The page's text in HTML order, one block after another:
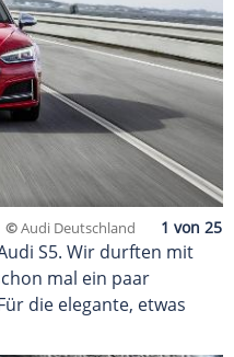
©Audi Deutschland
S5. Wir durften mit
mal ein paar
die elegante, etwas